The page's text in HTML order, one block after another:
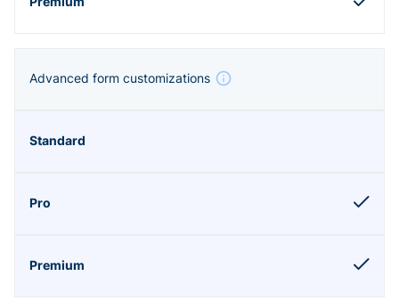
Advanced form customizations